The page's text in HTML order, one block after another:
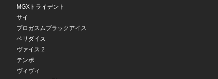
MGXトライデント
サイ
プロガスムブラックアイス
ペリダイス
ヴァイス 2
テンポ
ヴィヴィ